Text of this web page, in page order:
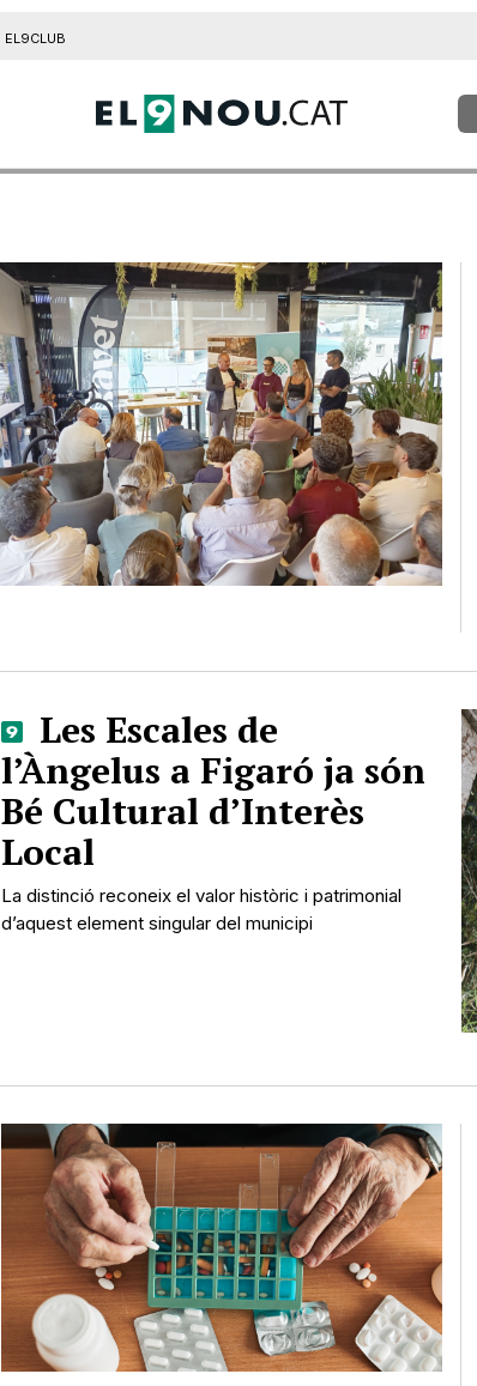
EL9CLUB
Les Escales de
l’Àngelus a Figaró ja són
Bé Cultural d’Interès
Local
La distinció reconeix el valor històric i patrimonial
d’aquest element singular del municipi